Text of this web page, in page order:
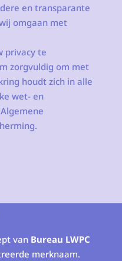
en transparante
omgaan met
privacy te
zorgvuldig om met
houdt zich in alle
wet- en
van Bureau LWPC
merknaam.